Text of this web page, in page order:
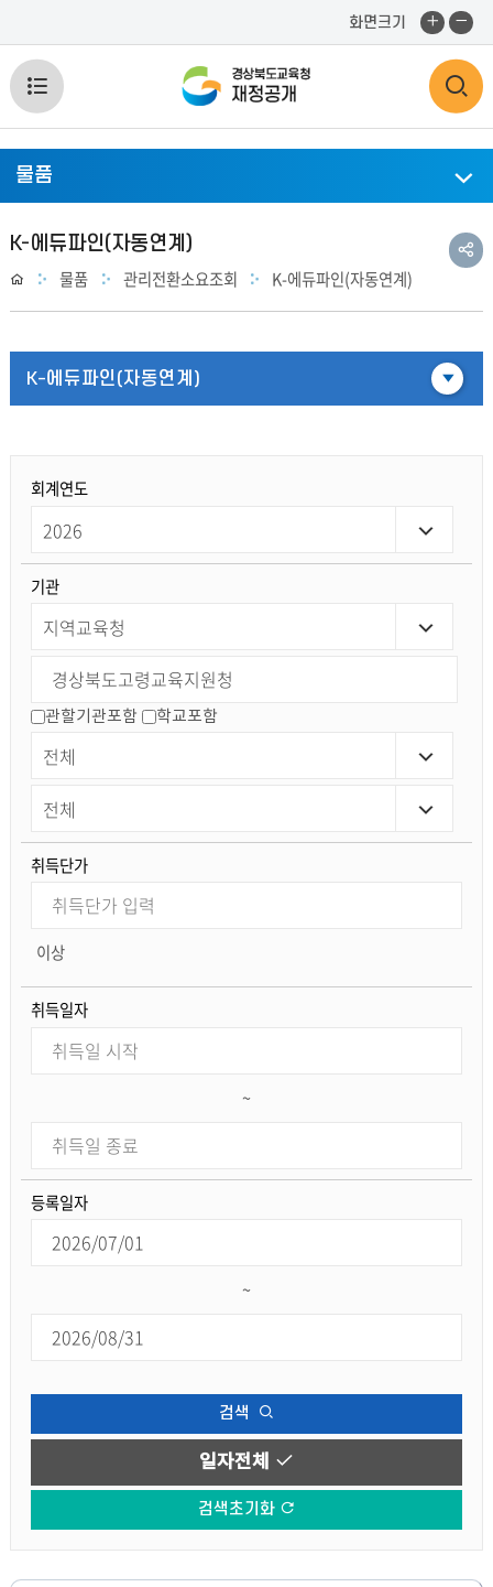
화면크기
화
면
확
대
화
면
축
검
색
영
역
기
전
체
메
뉴
열
기
물품
K-에듀파인(자동연계)
Home물품 관리전환소요조회 K-에듀파인(자동연계)
공
유
기
K-에듀파인(자동연계)
회계연도
기관
관할기관포함 학교포함
취득단가
이상
취득일자
~
등록일자
~
검색
일자전체
검색초기화